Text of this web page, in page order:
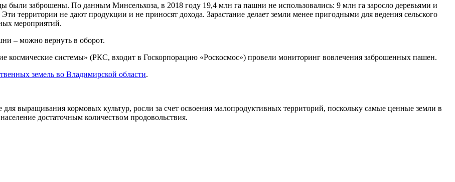
были заброшены. По данным Минсельхоза, в 2018 году 19,4 млн га пашни не использовались: 9 млн га заросло деревьями и
территории не дают продукции и не приносят дохода. Зарастание делает земли менее пригодными для ведения сельского
мероприятий.
– можно вернуть в оборот.
космические системы» (РКС, входит в Госкорпорацию «Роскосмос») провели мониторинг вовлечения заброшенных пашен.
земель во Владимирской области.
выращивания кормовых культур, росли за счет освоения малопродуктивных территорий, поскольку самые ценные земли в
достаточным количеством продовольствия.